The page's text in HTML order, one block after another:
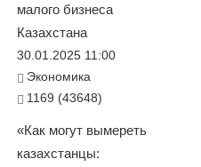
малого бизнеса
Казахстана
30.01.2025 11:00
Экономика
1169 (43648)
«Как могут вымереть
казахстанцы: